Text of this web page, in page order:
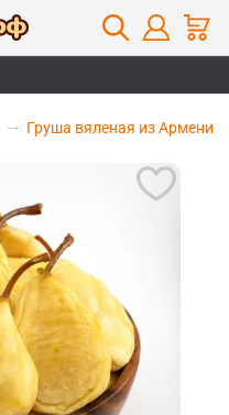
Груша вяленая из Армении